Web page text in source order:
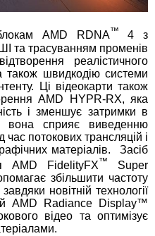
AMD RDNA™
4 з
та трасуванням променів
реалістичного
швидкодію системи
Ці відеокарти також
AMD HYPR-RX, яка
і зменшує затримки в
вона сприяє виведенню
час потокових трансляцій і
матеріалів. Засіб
AMD FidelityFX™
Super
збільшити частоту
новітній технології
AMD Radiance Display™
відео та оптимізує